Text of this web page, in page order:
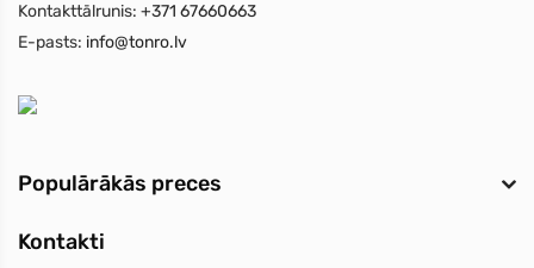
Kontakttālrunis: +371 67660663
E-pasts: info@tonro.lv
Populārākās preces
Kontakti